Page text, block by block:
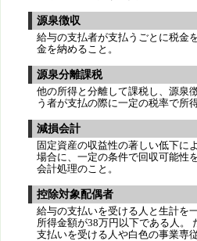
源泉徴収
給与の支払者が支払うごとに税金
金を納めること。
源泉分離課税
他の所得と分離して課税し、源泉
う者が支払の際に一定の税率で所
減損会計
固定資産の収益性の著しい低下に
場合に、一定の条件で回収可能性
会計処理のこと。
控除対象配偶者
給与の支払いを受ける人と生計を
所得金額が38万円以下である人。
支払いを受ける人や白色の事業専